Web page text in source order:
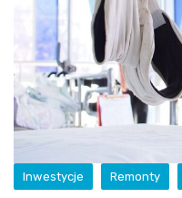
Inwestycje Remonty